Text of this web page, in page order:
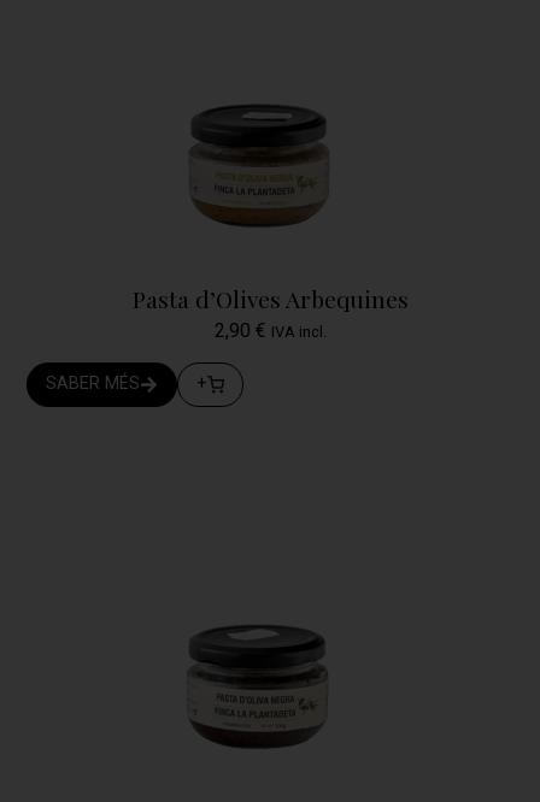
Pasta d’Olives Arbequines
2,90 € IVA incl.
SABER MÉS +